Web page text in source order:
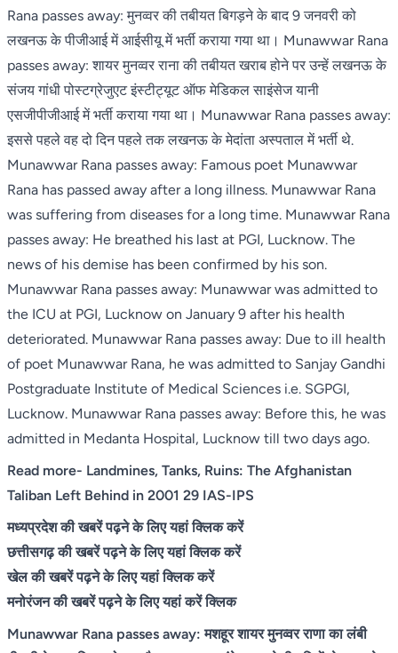
Rana passes away: मुनव्वर की तबीयत बिगड़ने के बाद 9 जनवरी को
लखनऊ के पीजीआई में आईसीयू में भर्ती कराया गया था। Munawwar Rana
passes away: शायर मुनव्वर राना की तबीयत खराब होने पर उन्हें लखनऊ के
संजय गांधी पोस्टग्रेजुएट इंस्टीट्यूट ऑफ मेडिकल साइंसेज यानी
एसजीपीजीआई में भर्ती कराया गया था। Munawwar Rana passes away:
इससे पहले वह दो दिन पहले तक लखनऊ के मेदांता अस्पताल में भर्ती थे.
Munawwar Rana passes away: Famous poet Munawwar
Rana has passed away after a long illness. Munawwar Rana
was suffering from diseases for a long time. Munawwar Rana
passes away: He breathed his last at PGI, Lucknow. The
news of his demise has been confirmed by his son.
Munawwar Rana passes away: Munawwar was admitted to
the ICU at PGI, Lucknow on January 9 after his health
deteriorated. Munawwar Rana passes away: Due to ill health
of poet Munawwar Rana, he was admitted to Sanjay Gandhi
Postgraduate Institute of Medical Sciences i.e. SGPGI,
Lucknow. Munawwar Rana passes away: Before this, he was
admitted in Medanta Hospital, Lucknow till two days ago.
Read more- Landmines, Tanks, Ruins: The Afghanistan
Taliban Left Behind in 2001 29 IAS-IPS
मध्यप्रदेश की खबरें पढ़ने के लिए यहां क्लिक करें
छत्तीसगढ़ की खबरें पढ़ने के लिए यहां क्लिक करें
खेल की खबरें पढ़ने के लिए यहां क्लिक करें
मनोरंजन की खबरें पढ़ने के लिए यहां करें क्लिक
Munawwar Rana passes away: मशहूर शायर मुनव्वर राणा का लंबी